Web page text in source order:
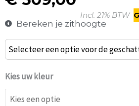
Incl. 21% BTW
Bereken je zithoogte
Selecteer een optie voor de
Kies uw kleur
Bombo
barkruk
by
Magis
50-